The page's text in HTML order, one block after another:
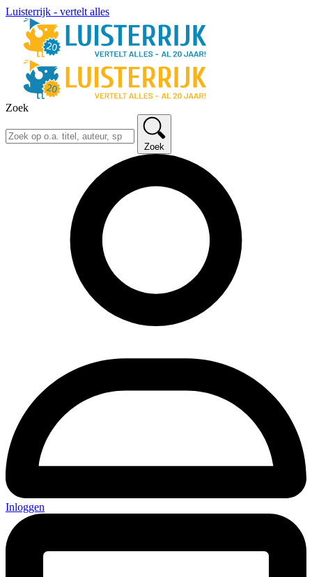
Luisterrijk - vertelt alles
Zoek
Zoek
Inloggen